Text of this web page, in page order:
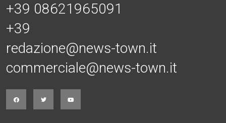
+39 08621965091
+39
redazione@news-town.it
commerciale@news-town.it